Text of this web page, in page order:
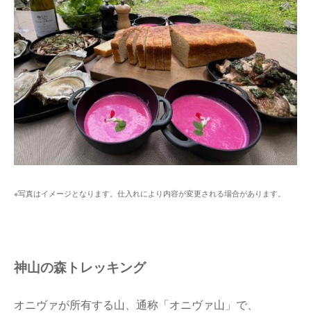
※写真はイメージとなります。仕入れにより内容が変更される場合があります。
神山の森トレッキング
オニヴァが所有する山、通称「オニヴァ山」で、